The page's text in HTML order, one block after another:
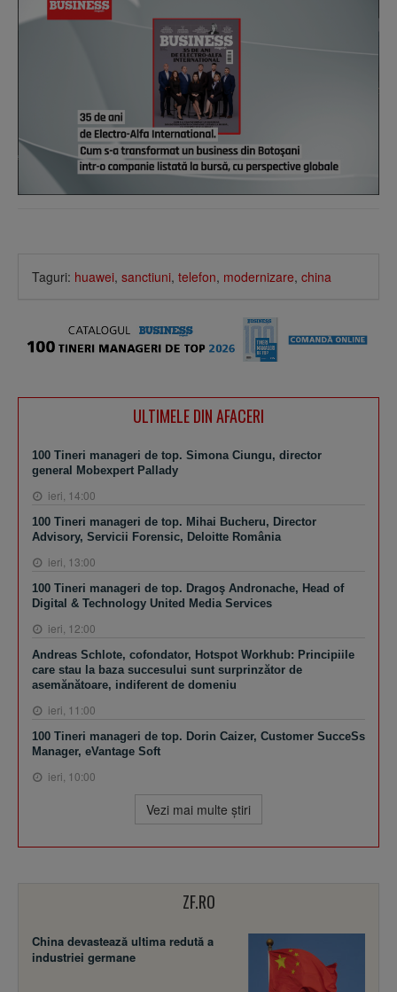
Taguri: huawei, sanctiuni, telefon, modernizare, china
ULTIMELE DIN AFACERI
100 Tineri manageri de top. Simona Ciungu, director
general Mobexpert Pallady
ieri, 14:00
100 Tineri manageri de top. Mihai Bucheru, Director
Advisory, Servicii Forensic, Deloitte România
ieri, 13:00
100 Tineri manageri de top. Dragoş Andronache, Head of
Digital & Technology United Media Services
ieri, 12:00
Andreas Schlote, cofondator, Hotspot Workhub: Principiile
care stau la baza succesului sunt surprinzător de
asemănătoare, indiferent de domeniu
ieri, 11:00
100 Tineri manageri de top. Dorin Caizer, Customer SucceSs
Manager, eVantage Soft
ieri, 10:00
Vezi mai multe ştiri
ZF.RO
China devastează ultima redută a
industriei germane